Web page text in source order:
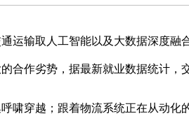
输取人工智能以及大数据深度融
合作劣势，据最新就业数据统计，
穿越；跟着物流系统正在从动化